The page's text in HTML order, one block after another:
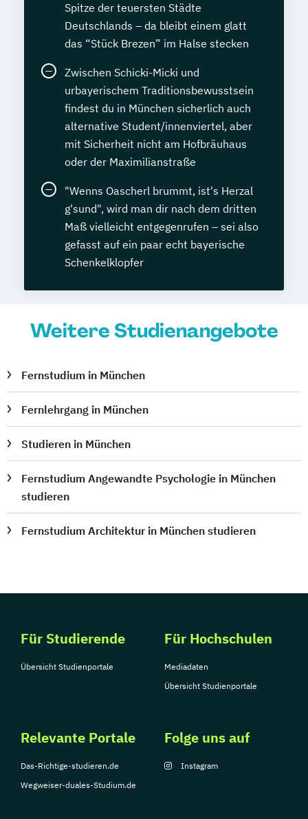
Spitze der teuersten Städte
Deutschlands – da bleibt einem glatt
das “Stück Brezen” im Halse stecken
Zwischen Schicki-Micki und
urbayerischem Traditionsbewusstsein
findest du in München sicherlich auch
alternative Student/innenviertel, aber
mit Sicherheit nicht am Hofbräuhaus
oder der Maximilianstraße
"Wenns Oascherl brummt, ist's Herzal
g'sund", wird man dir nach dem dritten
Maß vielleicht entgegenrufen – sei also
gefasst auf ein paar echt bayerische
Schenkelklopfer
Weitere Studienangebote
Fernstudium in München
Fernlehrgang in München
Studieren in München
Fernstudium Angewandte Psychologie in München
studieren
Fernstudium Architektur in München studieren
Für Studierende
Übersicht Studienportale
Für Hochschulen
Mediadaten
Übersicht Studienportale
Relevante Portale
Das-Richtige-studieren.de
Wegweiser-duales-Studium.de
Folge uns auf
Instagram